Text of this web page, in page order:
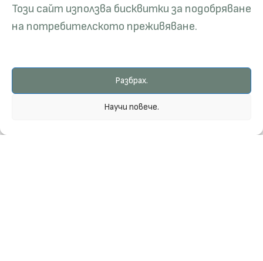
Този сайт използва бисквитки за подобряване
на потребителското преживяване.
Разбрах.
Научи повече.